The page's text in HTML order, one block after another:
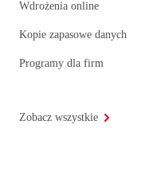
Wdrożenia online
Kopie zapasowe danych
Programy dla firm
Zobacz wszystkie